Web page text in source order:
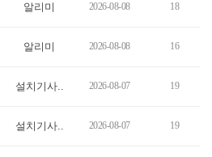
알리미 2026-08-08 18
알리미 2026-08-08 16
설치기사.. 2026-08-07 19
설치기사.. 2026-08-07 19